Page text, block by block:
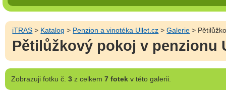
iTRAS > Katalog > Penzion a vinotéka Ullet.cz >Galerie >
Pětilůžkový pokoj v penzionu
Zobrazujifotku č. 3z celkem 7 fotekv této galerii.